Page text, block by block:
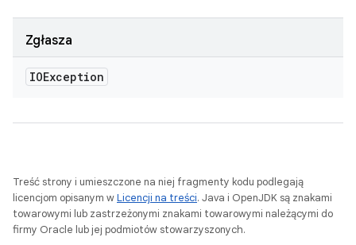
Zgłasza
IOException
Treść strony i umieszczone na niej fragmenty kodu podlegają
licencjom opisanym wLicencji na treści. Java i OpenJDK są znakami
towarowymi lub zastrzeżonymi znakami towarowymi należącymi do
firmy Oracle lub jej podmiotów stowarzyszonych.